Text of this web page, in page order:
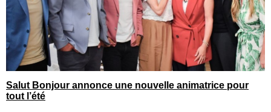
Salut Bonjour annonce une nouvelle animatrice pour
tout l’été